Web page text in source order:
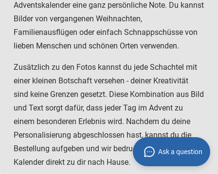
Adventskalender eine ganz persönliche Note. Du kannst
Bilder von vergangenen Weihnachten,
Familienausflügen oder einfach Schnappschüsse von
lieben Menschen und schönen Orten verwenden.
Zusätzlich zu den Fotos kannst du jede Schachtel mit
einer kleinen Botschaft versehen - deiner Kreativität
sind keine Grenzen gesetzt. Diese Kombination aus Bild
und Text sorgt dafür, dass jeder Tag im Advent zu
einem besonderen Erlebnis wird. Nachdem du deine
Personalisierung abgeschlossen hast, kannst du die
Bestellung aufgeben und wir bedrucken und liefern den
Kalender direkt zu dir nach Hause.
Ask a question